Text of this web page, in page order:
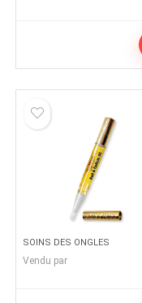
SOINS DES ONGLES
Vendu par